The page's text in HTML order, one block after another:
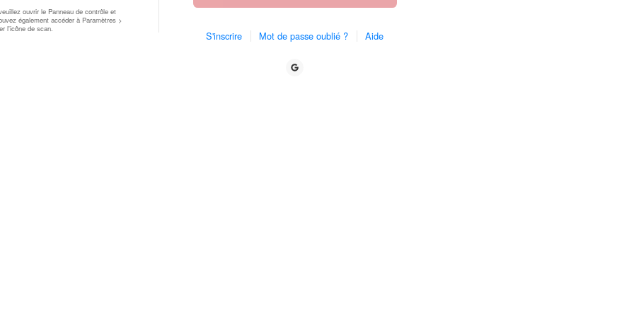
ouvrir le Panneau de contrôle et
également accéder à Paramètres >
l'icône de scan.
S'inscrire Mot de passe oublié ? Aide